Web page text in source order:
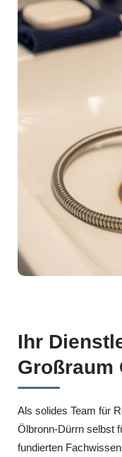
Ihr
Großraum
Als solides Team für
Ölbronn-Dürrn selbst
fundierten